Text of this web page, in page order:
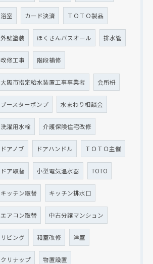
浴室 カード決済 ＴＯＴＯ製品
外壁塗装 ほくさんバスオール 排水管
改修工事 階段補修
大阪市指定給水装置工事事業者 会所枡
ブースターポンプ 水まわり相談会
洗濯用水栓 介護保険住宅改修
ドアノブ ドアハンドル ＴＯＴＯ主催
ドア取替 小型電気温水器 TOTO
キッチン取替 キッチン排水口
エアコン取替 中古分譲マンション
リビング 和室改修 洋室
クリナップ 物置設置